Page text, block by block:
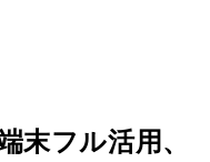
末フル活用、